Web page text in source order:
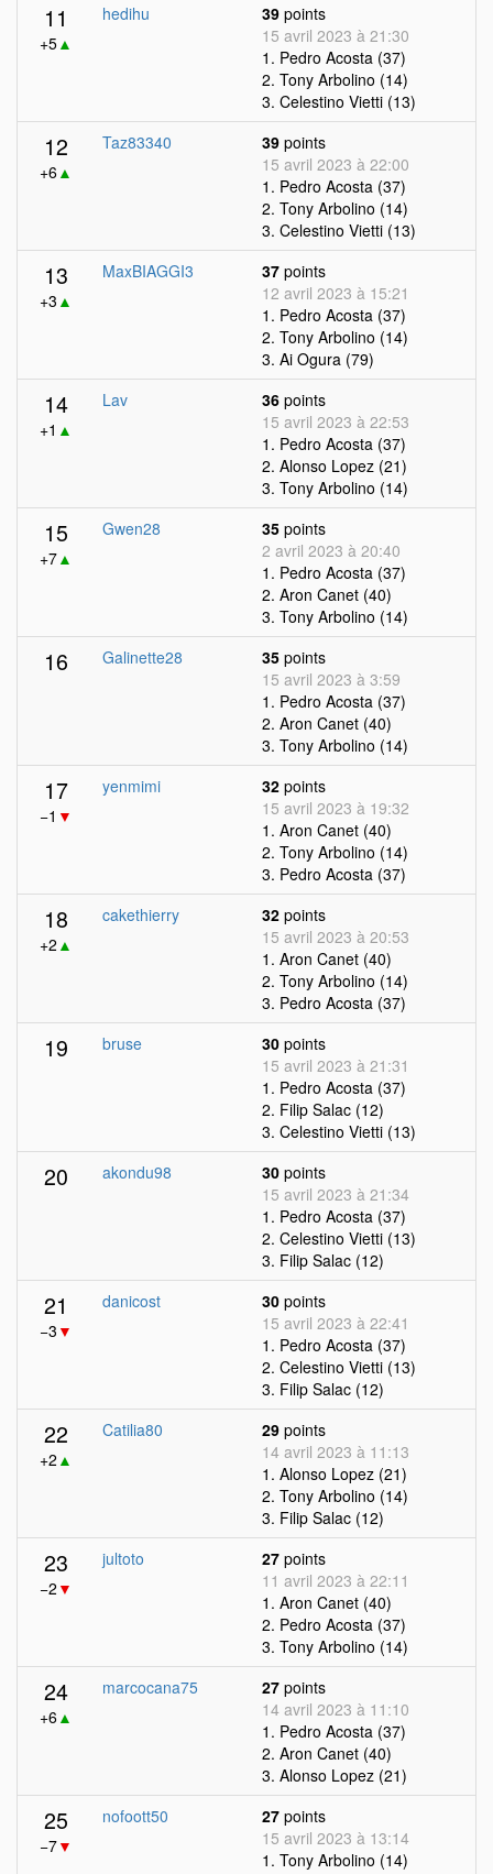
11
+5▲
hedihu 39 points
15 avril 2023 à 21:30
1. Pedro Acosta (37)
2. Tony Arbolino (14)
3. Celestino Vietti (13)
12
+6▲
Taz83340 39 points
15 avril 2023 à 22:00
1. Pedro Acosta (37)
2. Tony Arbolino (14)
3. Celestino Vietti (13)
13
+3 ▲
MaxBIAGGI3 37 points
12 avril 2023 à 15:21
1. Pedro Acosta (37)
2. Tony Arbolino (14)
3. Ai Ogura (79)
14
+1 ▲
Lav 36 points
15 avril 2023 à 22:53
1. Pedro Acosta (37)
2. Alonso Lopez (21)
3. Tony Arbolino (14)
15
+7▲
Gwen28 35 points
2 avril 2023 à 20:40
1. Pedro Acosta (37)
2. Aron Canet (40)
3. Tony Arbolino (14)
16 Galinette28 35 points
15 avril 2023 à 3:59
1. Pedro Acosta (37)
2. Aron Canet (40)
3. Tony Arbolino (14)
17
−1 ▼
yenmimi 32 points
15 avril 2023 à 19:32
1. Aron Canet (40)
2. Tony Arbolino (14)
3. Pedro Acosta (37)
18
+2 ▲
cakethierry 32 points
15 avril 2023 à 20:53
1. Aron Canet (40)
2. Tony Arbolino (14)
3. Pedro Acosta (37)
19 bruse 30 points
15 avril 2023 à 21:31
1. Pedro Acosta (37)
2. Filip Salac (12)
3. Celestino Vietti (13)
20 akondu98 30 points
15 avril 2023 à 21:34
1. Pedro Acosta (37)
2. Celestino Vietti (13)
3. Filip Salac (12)
21
−3 ▼
danicost 30 points
15 avril 2023 à 22:41
1. Pedro Acosta (37)
2. Celestino Vietti (13)
3. Filip Salac (12)
22
+2 ▲
Catilia80 29 points
14 avril 2023 à 11:13
1. Alonso Lopez (21)
2. Tony Arbolino (14)
3. Filip Salac (12)
23
−2 ▼
jultoto 27 points
11 avril 2023 à 22:11
1. Aron Canet (40)
2. Pedro Acosta (37)
3. Tony Arbolino (14)
24
+6▲
marcocana75 27 points
14 avril 2023 à 11:10
1. Pedro Acosta (37)
2. Aron Canet (40)
3. Alonso Lopez (21)
25
−7▼
nofoott50 27 points
15 avril 2023 à 13:14
1. Tony Arbolino (14)